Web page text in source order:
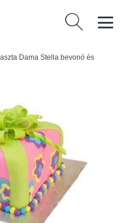
Keresés:
Dama Stella bevonó és